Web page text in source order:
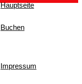
Hauptseite
Buchen
Impressum